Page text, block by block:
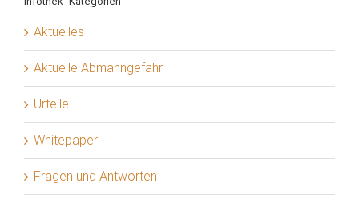
Aktuelles
Aktuelle Abmahngefahr
Urteile
Whitepaper
Fragen und Antworten